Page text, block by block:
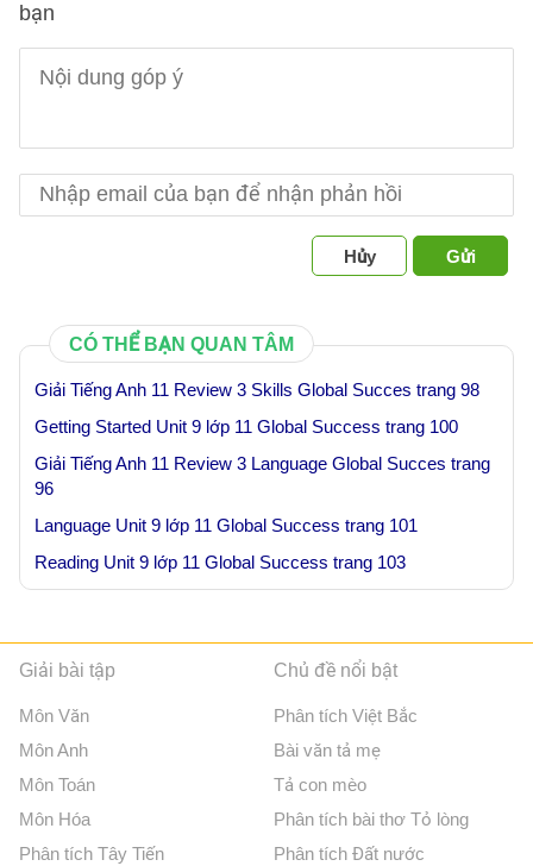
bạn
Hủy Gửi
CÓ THỂ BẠN QUAN TÂM
Giải Tiếng Anh 11 Review 3 Skills Global Succes trang 98
Getting Started Unit 9 lớp 11 Global Success trang 100
Giải Tiếng Anh 11 Review 3 Language Global Succes trang
96
Language Unit 9 lớp 11 Global Success trang 101
Reading Unit 9 lớp 11 Global Success trang 103
Giải bài tập
Môn Văn
Môn Anh
Môn Toán
Môn Hóa
Phân tích Tây Tiến
Chủ đề nổi bật
Phân tích Việt Bắc
Bài văn tả mẹ
Tả con mèo
Phân tích bài thơ Tỏ lòng
Phân tích Đất nước